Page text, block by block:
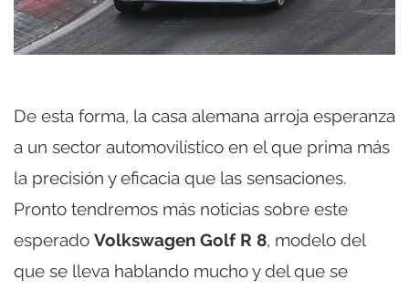
De esta forma, la casa alemana arroja esperanza
a un sector automovilístico en el que prima más
la precisión y eficacia que las sensaciones.
Pronto tendremos más noticias sobre este
esperado Volkswagen Golf R 8, modelo del
que se lleva hablando mucho y del que se